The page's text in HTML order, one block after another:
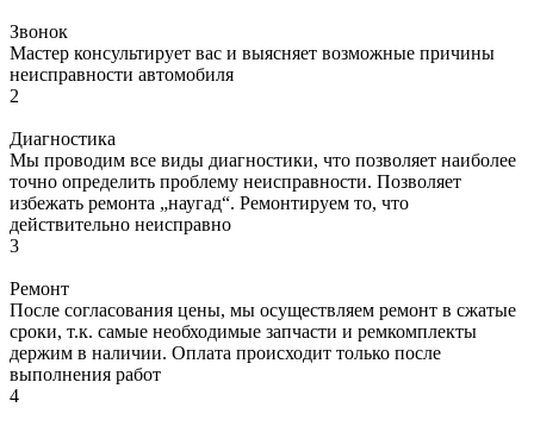
Звонок
Мастер консультирует вас и выясняет возможные причины
неисправности автомобиля
2
Диагностика
Мы проводим все виды диагностики, что позволяет наиболее
точно определить проблему неисправности. Позволяет
избежать ремонта „наугад“. Ремонтируем то, что
действительно неисправно
3
Ремонт
После согласования цены, мы осуществляем ремонт в сжатые
сроки, т.к. самые необходимые запчасти и ремкомплекты
держим в наличии. Оплата происходит только после
выполнения работ
4